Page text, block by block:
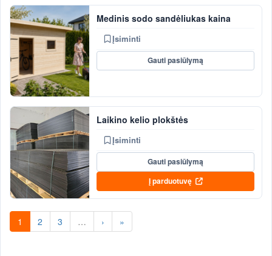
Medinis sodo sandėliukas kaina
Įsiminti
Gauti pasiūlymą
Laikino kelio plokštės
Įsiminti
Gauti pasiūlymą
Į parduotuvę
1 2 3 … › »